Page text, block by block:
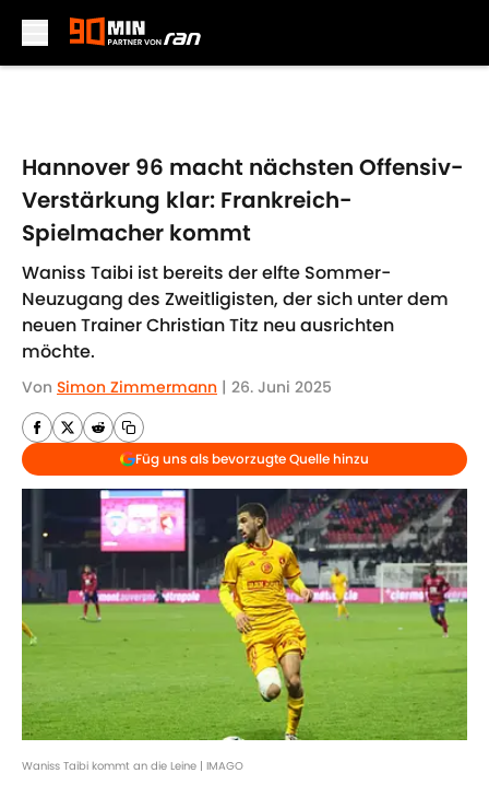
Hannover 96 macht nächsten Offensiv-
Verstärkung klar: Frankreich-
Spielmacher kommt
Waniss Taibi ist bereits der elfte Sommer-
Neuzugang des Zweitligisten, der sich unter dem
neuen Trainer Christian Titz neu ausrichten
möchte.
Von Simon Zimmermann | 26. Juni 2025
Füg uns als bevorzugte Quelle hinzu
Waniss Taibi kommt an die Leine | IMAGO